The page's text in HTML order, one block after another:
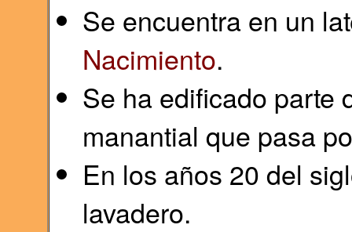
Se encuentra en un
Nacimiento.
Se ha edificado parte
manantial que pasa
En los años 20 del
lavadero.